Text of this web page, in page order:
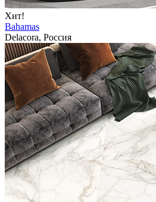
Хит!
Bahamas
Delacora, Россия